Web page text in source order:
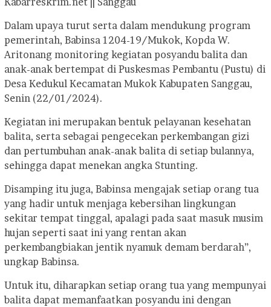
Dalam upaya turut serta dalam mendukung program
pemerintah, Babinsa 1204-19/Mukok, Kopda W.
Aritonang monitoring kegiatan posyandu balita dan
anak-anak bertempat di Puskesmas Pembantu (Pustu) di
Desa Kedukul Kecamatan Mukok Kabupaten Sanggau,
Senin (22/01/2024).
Kegiatan ini merupakan bentuk pelayanan kesehatan
balita, serta sebagai pengecekan perkembangan gizi
dan pertumbuhan anak-anak balita di setiap bulannya,
sehingga dapat menekan angka Stunting.
Disamping itu juga, Babinsa mengajak setiap orang tua
yang hadir untuk menjaga kebersihan lingkungan
sekitar tempat tinggal, apalagi pada saat masuk musim
hujan seperti saat ini yang rentan akan
perkembangbiakan jentik nyamuk demam berdarah”,
ungkap Babinsa.
Untuk itu, diharapkan setiap orang tua yang mempunyai
balita dapat memanfaatkan posyandu ini dengan